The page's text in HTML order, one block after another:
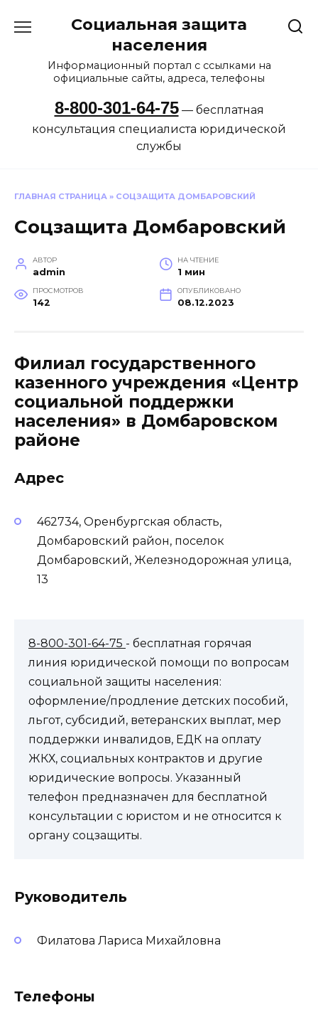
Социальная защита
населения
Информационный портал с ссылками на
официальные сайты, адреса, телефоны
8-800-301-64-75— бесплатная
консультация специалиста юридической
службы
ГЛАВНАЯ СТРАНИЦА » СОЦЗАЩИТА ДОМБАРОВСКИЙ
Соцзащита Домбаровский
АВТОР
admin
НА ЧТЕНИЕ
1 мин
ПРОСМОТРОВ
142
ОПУБЛИКОВАНО
08.12.2023
Филиал государственного
казенного учреждения «Центр
социальной поддержки
населения» в Домбаровском
районе
Адрес
462734, Оренбургская область,
Домбаровский район, поселок
Домбаровский, Железнодорожная улица,
13
8-800-301-64-75 - бесплатная горячая
линия юридической помощи по вопросам
социальной защиты населения:
оформление/продление детских пособий,
льгот, субсидий, ветеранских выплат, мер
поддержки инвалидов, ЕДК на оплату
ЖКХ, социальных контрактов и другие
юридические вопросы. Указанный
телефон предназначен для бесплатной
консультации с юристом и не относится к
органу соцзащиты.
Руководитель
Филатова Лариса Михайловна
Телефоны